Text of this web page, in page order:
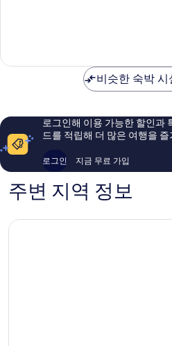
매
해
이
용
112
비슷한 숙박
로그인해 이용 가능한 할인과
드를 적립해 더 많은 여행을
로그인 지금 무료 가입
주변 지역 정보